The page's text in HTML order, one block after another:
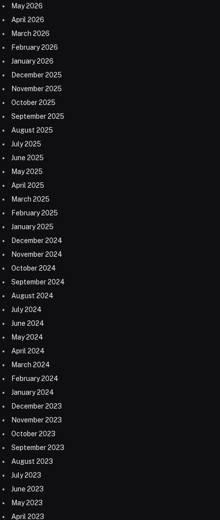
May 2026
April 2026
March 2026
February 2026
January 2026
December 2025
November 2025
October 2025
September 2025
August 2025
July 2025
June 2025
May 2025
April 2025
March 2025
February 2025
January 2025
December 2024
November 2024
October 2024
September 2024
August 2024
July 2024
June 2024
May 2024
April 2024
March 2024
February 2024
January 2024
December 2023
November 2023
October 2023
September 2023
August 2023
July 2023
June 2023
May 2023
April 2023